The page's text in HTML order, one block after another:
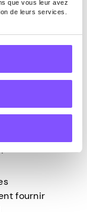
que vous leur avez
de leurs services.
aux
les
aux
les
fournir